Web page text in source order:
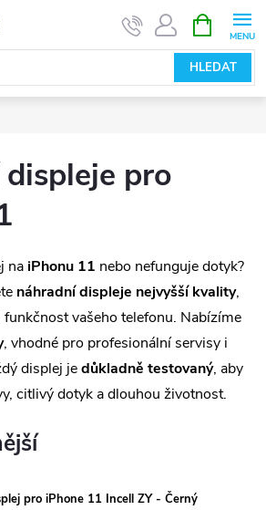
HLEDAT
NÁKUPNÍ
KOŠÍK
pro
na iPhonu 11 nebo nefunguje dotyk?
náhradní displeje nejvyšší kvality,
vašeho telefonu. Nabízíme
, vhodné pro profesionální servisy i
displej jedůkladně testovaný, aby
citlivý dotyk a dlouhou životnost.
pro iPhone 11 Incell ZY - Černý